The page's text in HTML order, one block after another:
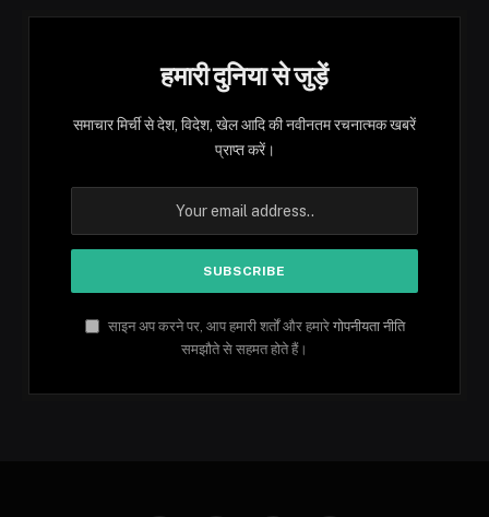
हमारी दुनिया से जुड़ें
समाचार मिर्ची से देश, विदेश, खेल आदि की नवीनतम रचनात्मक खबरें
प्राप्त करें।
साइन अप करने पर, आप हमारी शर्तों और हमारे गोपनीयता नीति
समझौते से सहमत होते हैं।